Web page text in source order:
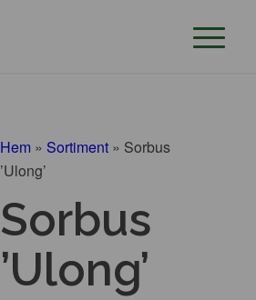
Hem » Sortiment » Sorbus
’Ulong’
Sorbus
’Ulong’